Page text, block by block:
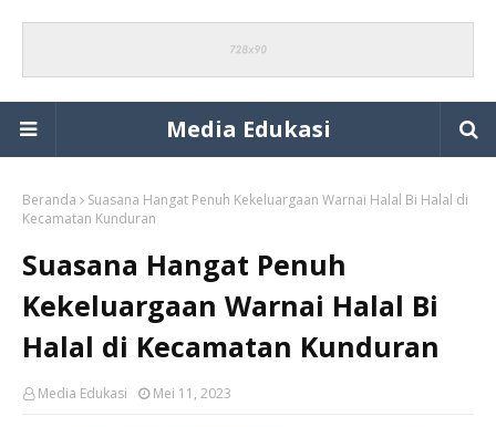
Media Edukasi
Beranda
Suasana Hangat Penuh Kekeluargaan Warnai Halal Bi Halal di
Kecamatan Kunduran
Suasana Hangat Penuh
Kekeluargaan Warnai Halal Bi
Halal di Kecamatan Kunduran
Media Edukasi Mei 11, 2023